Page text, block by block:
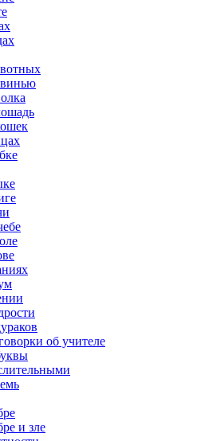
об учителе
и зле